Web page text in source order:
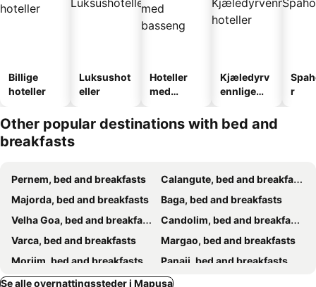
Billige
hoteller
Luksushot
eller
Hoteller
med
Kjæledyrv
ennlige
r
Other popular destinations with bed and
breakfasts
Pernem, bed and breakfasts
Calangute, bed and breakfasts
Majorda, bed and breakfasts
Baga, bed and breakfasts
Velha Goa, bed and breakfasts
Candolim, bed and breakfasts
Varca, bed and breakfasts
Margao, bed and breakfasts
Morjim, bed and breakfasts
Panaji, bed and breakfasts
Vasco da Gama, bed and breakfasts
Anjuna, bed and breakfasts
Se alle overnattingssteder i Mapusa